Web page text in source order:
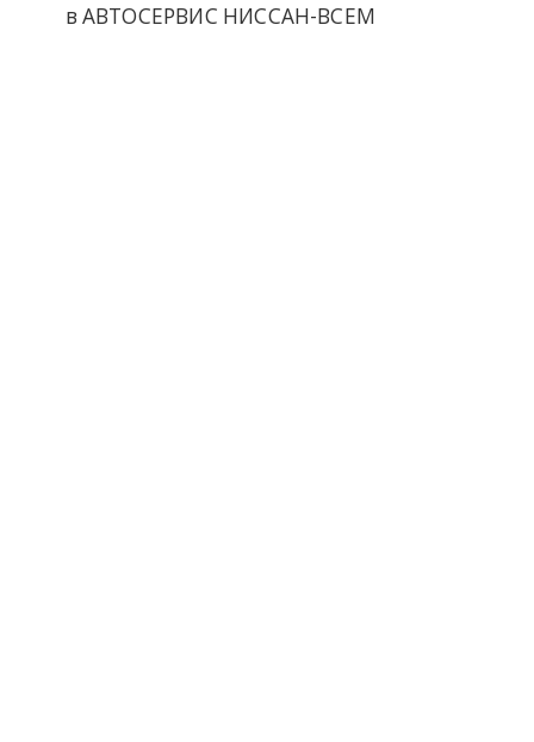
в АВТОСЕРВИС НИССАН-ВСЕМ